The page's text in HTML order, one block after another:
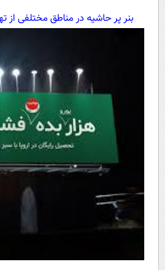
حوادث
فرهنگی
بین الملل
اجتماعی
حیات وحش
سیاست خارجی
دانلود
بنر پر حاشیه در مناطق مختلفی